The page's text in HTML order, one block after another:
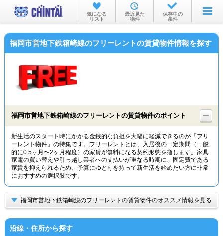
お部屋を探す
沿線・駅から
物件特集から
TOP
気になる
リスト
最近見た
物件
保存中の
条件
福岡市営地下鉄箱崎線のフリーレントの賃貸物件情報を探す
福岡市営地下鉄箱崎線のフリーレントの賃貸物件のポイント
新生活のスタート時にかかる金銭的な負担を大幅に軽減できるのが「フリ
ーレント物件」の特集です。フリーレントとは、入居後の一定期間（一般
的に0.5ヶ月〜2ヶ月程度）の家賃が無料になる契約形態を指します。家具
家電の買い替えや引っ越し業者への支払いが重なる時期に、固定費である
家賃を抑えられるため、予算にゆとりを持って新生活を始めたい方に非常
におすすめの選択肢です。
福岡市営地下鉄箱崎線のフリーレントの賃貸物件のオススメ情報を見る
沿線・住所から探す